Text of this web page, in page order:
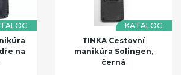
na
KATALOG
TINKA Cestovní
manikúra Solingen,
černá